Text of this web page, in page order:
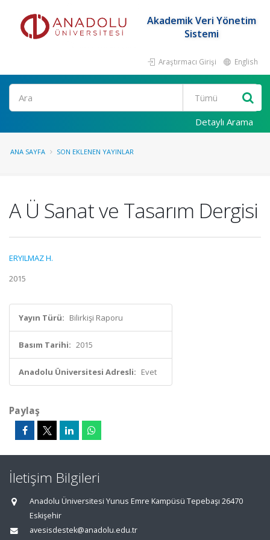
Akademik Veri Yönetim
Sistemi
Araştırmacı Girişi English
Ara
Detaylı Arama
ANA SAYFA SON EKLENEN YAYINLAR
A Ü Sanat ve Tasarım Dergisi
ERYILMAZ H.
2015
Yayın Türü: Bilirkişi Raporu
Basım Tarihi: 2015
Anadolu Üniversitesi Adresli: Evet
Paylaş
İletişim Bilgileri
Anadolu Üniversitesi Yunus Emre Kampüsü Tepebaşı 26470
Eskişehir
avesisdestek@anadolu.edu.tr